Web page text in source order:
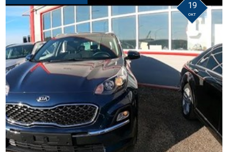
19
окт